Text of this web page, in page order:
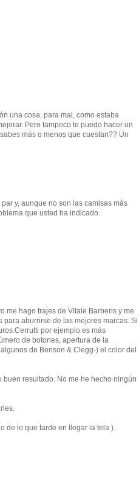
una cosa, para mal, como estaba
Pero tampoco te puedo hacer un
más o menos que cuestan?? Un
y, aunque no son las camisas más
que usted ha indicado.
me hago trajes de Vitale Barberis y me
aburrirse de las mejores marcas. Si
por ejemplo es más
de botones, apertura de la
de Benson & Clegg-) el color del
resultado. No me he hecho ningún
de lo que tarde en llegar la tela ).